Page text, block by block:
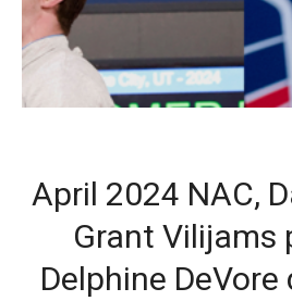
April 2024 NAC,
Grant Vilijams
Delphine